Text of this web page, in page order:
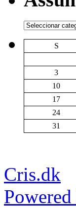
Assuntos
S
3
10
17
24
31
Cris.dk